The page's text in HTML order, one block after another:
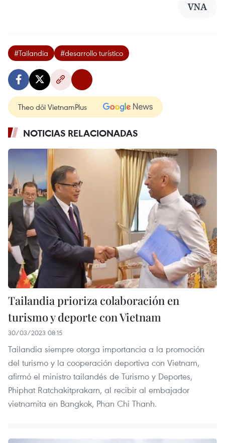
VNA
#Tailandia #desarrollo turístico
Theo dõi VietnamPlus
NOTICIAS RELACIONADAS
Tailandia prioriza colaboración en
turismo y deporte con Vietnam
30/03/2023 08:15
Tailandia siempre otorga importancia a la promoción
del turismo y la cooperación deportiva con Vietnam,
afirmó el ministro tailandés de Turismo y Deportes,
Phiphat Ratchakitprakarn, al recibir al embajador
vietnamita en Bangkok, Phan Chi Thanh.